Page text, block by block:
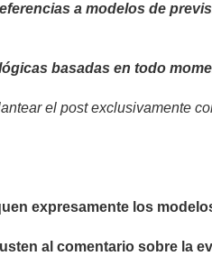
a modelos de
basadas en todo
el post exclusivamente
expresamente los
al comentario sobre la